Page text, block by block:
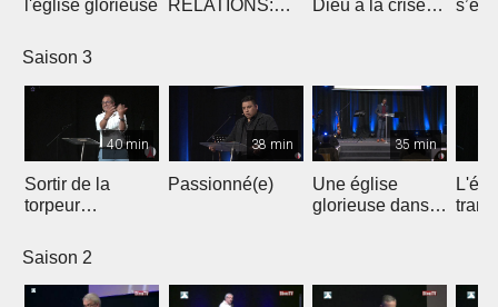
l'église glorieuse
RELATIONS:
Dieu à la crise
Saison 3
40 min
Sortir de la
torpeur
rebâtir la maison
de l'Éternel
38 min
Passionné(e)
35 min
Une église
glorieuse dans
Saison 2